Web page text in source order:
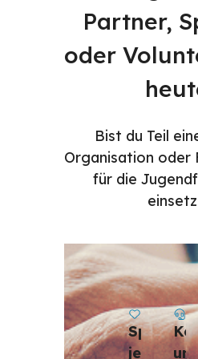
Partner,
oder
Bist du Teil
Organisation oder
für die
Spende
jetzt,